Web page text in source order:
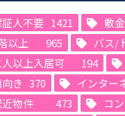
証人不要 1421 敷
以上
965 バス/
人以上入居可
194
き 370 インター
近物件
473 コ